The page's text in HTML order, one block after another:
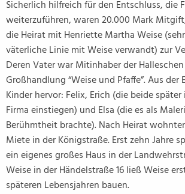
Sicherlich hilfreich für den Entschluss, die
weiterzuführen, waren 20.000 Mark
die Heirat mit Henriette Martha Weise
väterliche Linie mit Weise verwandt) zur
Deren Vater war Mitinhaber der
Großhandlung “Weise und Pfaffe”. Aus der
Kinder hervor: Felix, Erich (die beide
Firma einstiegen) und Elsa (die es als
Berühmtheit brachte). Nach Heirat
Miete in der Königstraße. Erst zehn Jahre
ein eigenes großes Haus in der
Weise in der Händelstraße 16 ließ Weise
späteren Lebensjahren bauen.